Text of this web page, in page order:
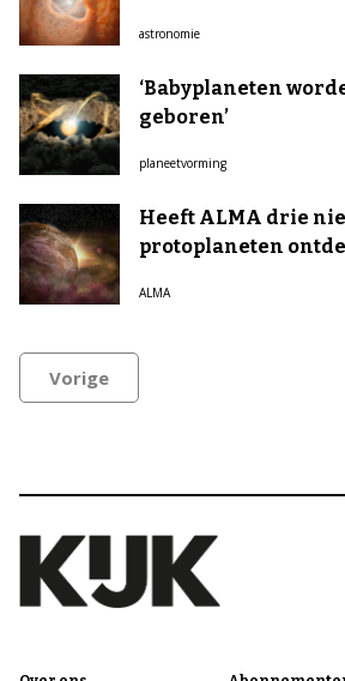
astronomie
‘Babyplaneten
geboren’
planeetvorming
Heeft ALMA drie
protoplaneten
ALMA
Vorige